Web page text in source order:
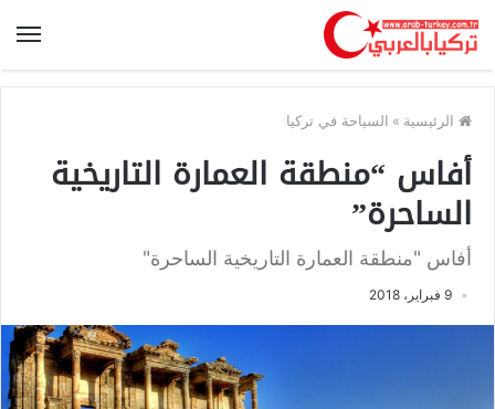
الرئيسية » السياحة في تركيا
أفاس “منطقة العمارة التاريخية
الساحرة”
أفاس "منطقة العمارة التاريخية الساحرة"
9 فبراير، 2018